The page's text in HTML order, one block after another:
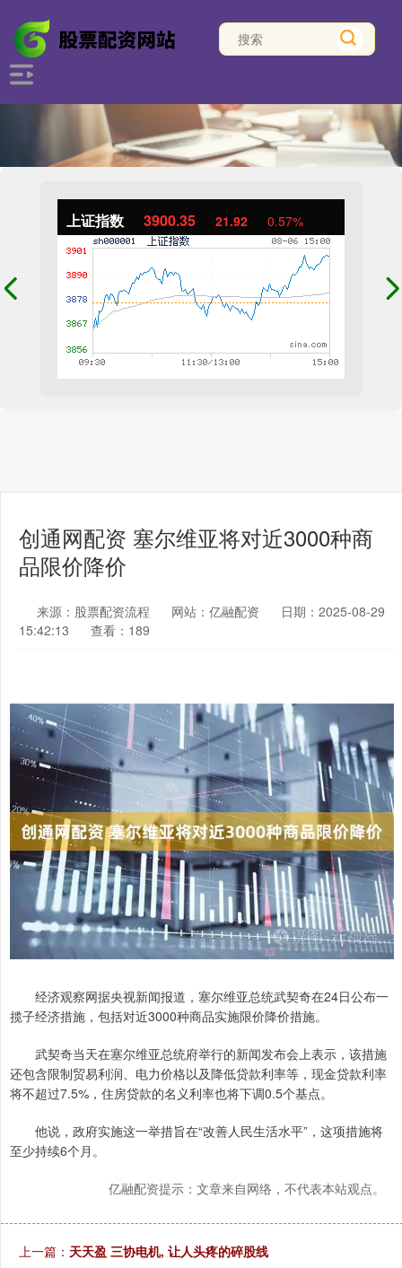
上证指数 3900.35 21.92 0.57%
创通网配资 塞尔维亚将对近3000种商
品限价降价
来源：股票配资流程 网站：亿融配资
日期：2025-08-29
15:42:13
查看：189
经济观察网据央视新闻报道，塞尔维亚总统武契奇在24日公布一
揽子经济措施，包括对近3000种商品实施限价降价措施。
武契奇当天在塞尔维亚总统府举行的新闻发布会上表示，该措施
还包含限制贸易利润、电力价格以及降低贷款利率等，现金贷款利率
将不超过7.5%，住房贷款的名义利率也将下调0.5个基点。
他说，政府实施这一举措旨在“改善人民生活水平”，这项措施将
至少持续6个月。
亿融配资提示：文章来自网络，不代表本站观点。
上一篇： 天天盈 三协电机, 让人头疼的碎股线